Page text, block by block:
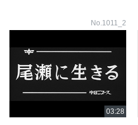
No.1011_2